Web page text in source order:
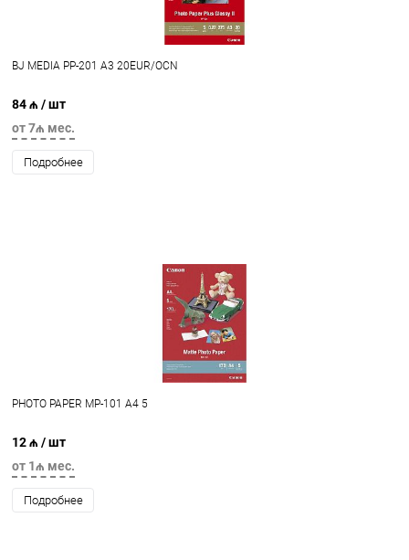
BJ MEDIA PP-201 A3 20EUR/OCN
84 ₼ / шт
от 7₼ мес.
Подробнее
PHOTO PAPER MP-101 A4 5
12 ₼ / шт
от 1₼ мес.
Подробнее